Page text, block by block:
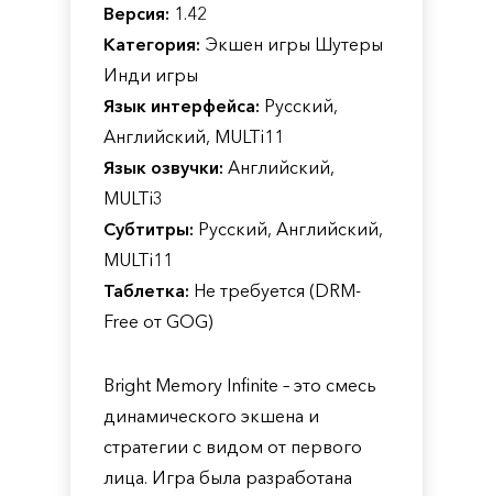
Версия: 1.42
Категория: Экшен игры Шутеры
Инди игры
Язык интерфейса: Русский,
Английский, MULTi11
Язык озвучки: Английский,
MULTi3
Субтитры: Русский, Английский,
MULTi11
Таблетка: Не требуется (DRM-
Free от GOG)
Bright Memory Infinite – это смесь
динамического экшена и
стратегии с видом от первого
лица. Игра была разработана